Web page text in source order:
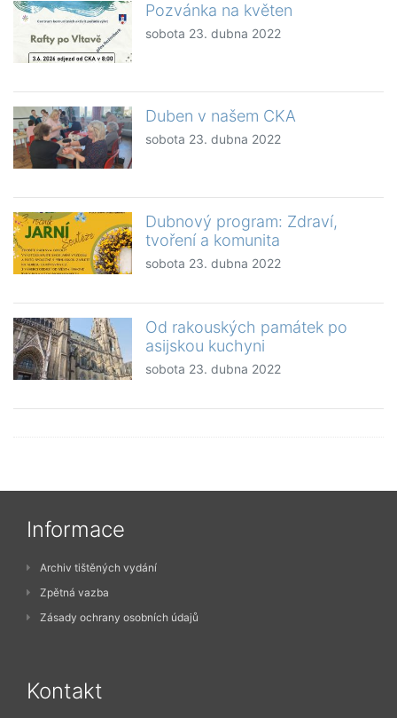
Pozvánka na květen
sobota 23. dubna 2022
Duben v našem CKA
sobota 23. dubna 2022
Dubnový program: Zdraví,
tvoření a komunita
sobota 23. dubna 2022
Od rakouských památek po
asijskou kuchyni
sobota 23. dubna 2022
Informace
Archiv tištěných vydání
Zpětná vazba
Zásady ochrany osobních údajů
Kontakt